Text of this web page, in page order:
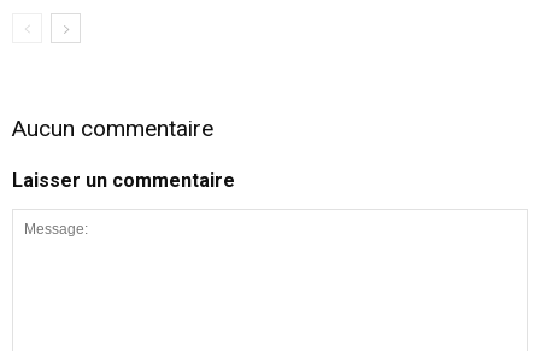
Aucun commentaire
Laisser un commentaire